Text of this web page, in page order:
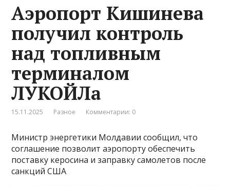
Аэропорт Кишинева
получил контроль
над топливным
терминалом
ЛУКОЙЛа
15.11.2025 Разное Комментарии: 0
Министр энергетики Молдавии сообщил, что
соглашение позволит аэропорту обеспечить
поставку керосина и заправку самолетов после
санкций США